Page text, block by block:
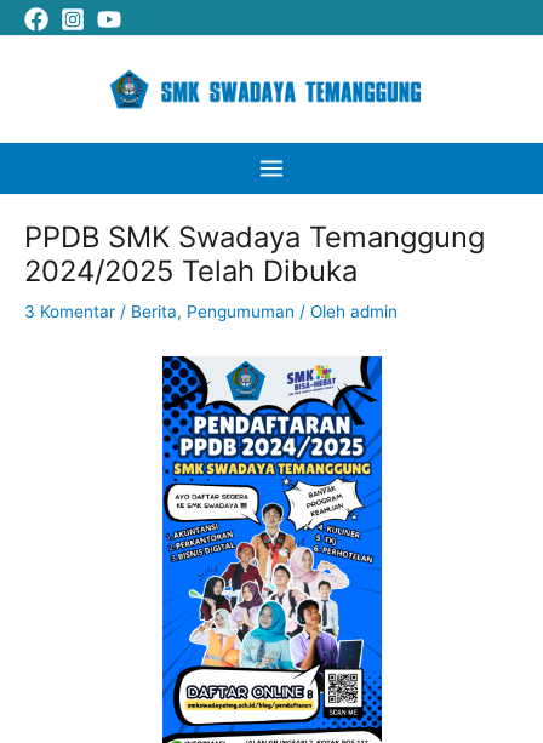
Lewati
ke
PPDB SMK Swadaya Temanggung
2024/2025 Telah Dibuka
3 Komentar / Berita, Pengumuman / Oleh admin
Cari